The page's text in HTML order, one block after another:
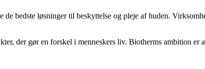
bedste løsninger til beskyttelse og pleje af huden.
der gør en forskel i menneskers liv. Biotherms ambition er